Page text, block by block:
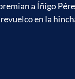
a Íñigo
en la